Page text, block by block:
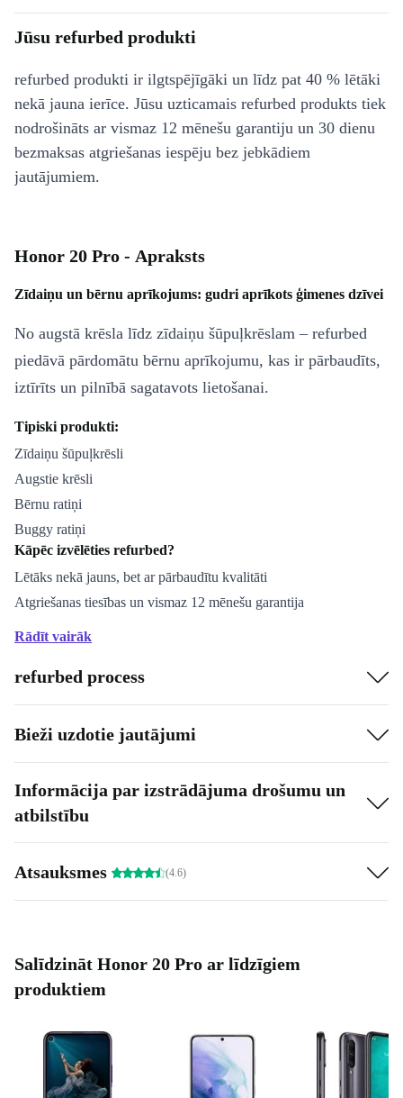
Jūsu refurbed produkti
refurbed produkti ir ilgtspējīgāki un līdz pat 40 % lētāki
nekā jauna ierīce. Jūsu uzticamais refurbed produkts tiek
nodrošināts ar vismaz 12 mēnešu garantiju un 30 dienu
bezmaksas atgriešanas iespēju bez jebkādiem
jautājumiem.
Honor 20 Pro - Apraksts
Zīdaiņu un bērnu aprīkojums: gudri aprīkots ģimenes dzīvei
No augstā krēsla līdz zīdaiņu šūpuļkrēslam – refurbed
piedāvā pārdomātu bērnu aprīkojumu, kas ir pārbaudīts,
iztīrīts un pilnībā sagatavots lietošanai.
Tipiski produkti:
Zīdaiņu šūpuļkrēsli
Augstie krēsli
Bērnu ratiņi
Buggy ratiņi
Kāpēc izvēlēties refurbed?
Lētāks nekā jauns, bet ar pārbaudītu kvalitāti
Atgriešanas tiesības un vismaz 12 mēnešu garantija
Ilgtspējīgāks lēmums, pateicoties atkārtotai izmantošanai
Neatkarīgi no tā, vai tas ir mājās vai ceļā – ar refurbed
Rādīt vairāk
refurbed process
Bieži uzdotie jautājumi
Informācija par izstrādājuma drošumu un
atbilstību
Atsauksmes (4.6)
Salīdzināt Honor 20 Pro ar līdzīgiem
produktiem